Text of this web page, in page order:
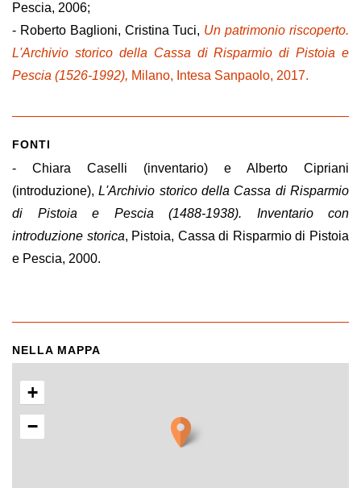
Pescia, 2006;
- Roberto Baglioni, Cristina Tuci, Un patrimonio riscoperto.
L'Archivio storico della Cassa di Risparmio di Pistoia e
Pescia (1526-1992), Milano, Intesa Sanpaolo, 2017.
FONTI
- Chiara Caselli (inventario) e Alberto Cipriani
(introduzione),L'Archivio storico della Cassa di Risparmio
di Pistoia e Pescia (1488-1938). Inventario con
introduzione storica, Pistoia, Cassa di Risparmio di Pistoia
e Pescia, 2000.
NELLA MAPPA
+
−